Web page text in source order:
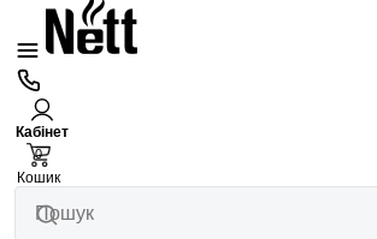
Кабінет
0
Кошик